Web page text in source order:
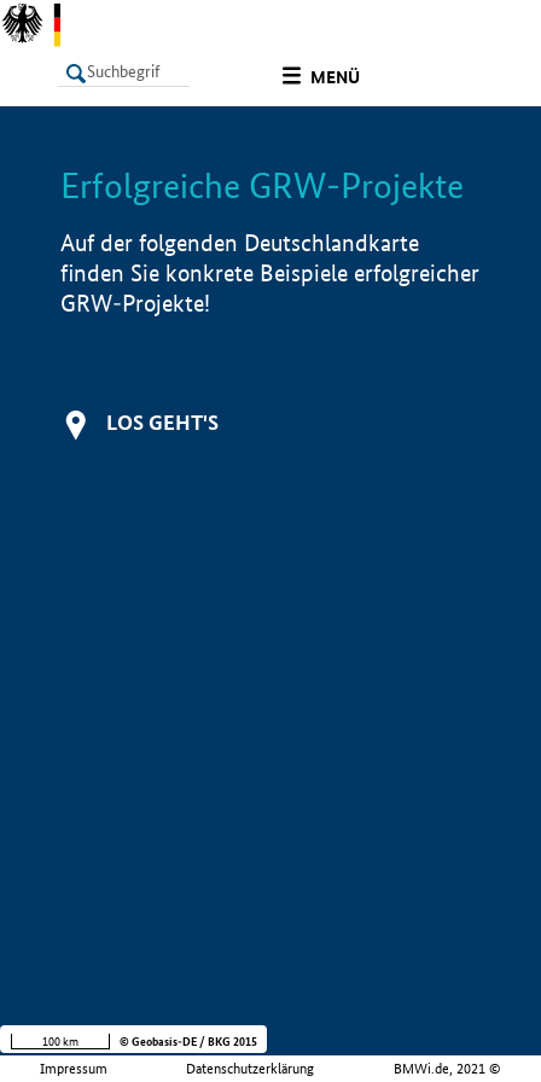
MENÜ
LISTE Info
Erfolgreiche GRW-Projekte
Auf der folgenden Deutschlandkarte
finden Sie konkrete Beispiele erfolgreicher
GRW-Projekte!
LOS GEHT'S
Impressum Datenschutzerklärung BMWi.de, 2021 ©
100 km © Geobasis-DE / BKG 2015